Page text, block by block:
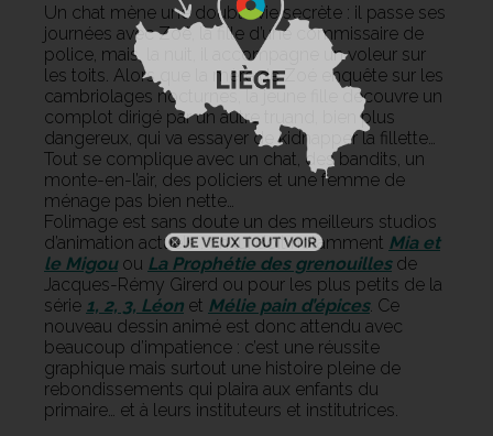
Un chat mène une double vie secrète : il passe ses
journées avec Zoé, la fille d’une commissaire de
police, mais, la nuit, il accompagne un voleur sur
les toits. Alors que la mère de Zoé enquête sur les
cambriolages nocturnes, la jeune fille découvre un
complot dirigé par un autre truand, bien plus
dangereux, qui va essayer de kidnapper la fillette…
Tout se complique avec un chat, des bandits, un
monte-en-l’air, des policiers et une femme de
ménage pas bien nette…
Folimage est sans doute un des meilleurs studios
d’animation actuels : on lui doit notamment Mia et
le Migouou La Prophétie des grenouillesde
Jacques-Rémy Girerd ou pour les plus petits de la
série 1, 2, 3, Léon et Mélie pain d’épices. Ce
nouveau dessin animé est donc attendu avec
beaucoup d’impatience : c’est une réussite
graphique mais surtout une histoire pleine de
rebondissements qui plaira aux enfants du
primaire… et à leurs instituteurs et institutrices.